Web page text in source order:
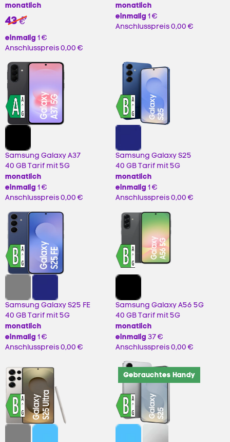
monatlich
43 99
€
einmalig 1 €
Anschlusspreis0,00 €
monatlich
einmalig 1 €
Anschlusspreis0,00 €
Samsung Galaxy A37
40 GB Tarif mit 5G
monatlich
einmalig 1 €
Anschlusspreis0,00 €
Samsung Galaxy S25
40 GB Tarif mit 5G
monatlich
einmalig 1 €
Anschlusspreis0,00 €
Samsung Galaxy S25 FE
40 GB Tarif mit 5G
monatlich
einmalig 1 €
Anschlusspreis0,00 €
Samsung Galaxy A56 5G
40 GB Tarif mit 5G
monatlich
einmalig 37 €
Anschlusspreis0,00 €
Gebrauchtes Handy